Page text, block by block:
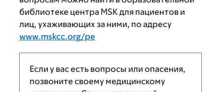
библиотеке центра MSK для пациентов и
лиц, ухаживающих за ними, по адресу
www.mskcc.org/pe
Если у вас есть вопросы или опасения,
позвоните своему медицинскому